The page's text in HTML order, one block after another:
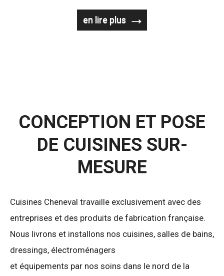
en lire plus
CONCEPTION ET POSE
DE CUISINES SUR-
MESURE
Cuisines Cheneval travaille exclusivement avec des
entreprises et des produits de fabrication française.
Nous livrons et installons nos cuisines, salles de bains,
dressings, électroménagers
et équipements par nos soins dans le nord de la